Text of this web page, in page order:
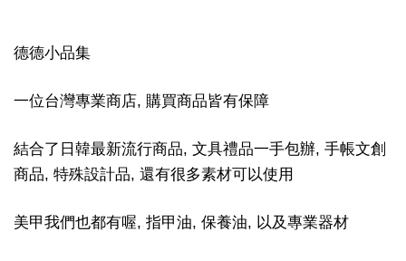
德德小品集
一位台灣專業商店, 購買商品皆有保障
結合了日韓最新流行商品, 文具禮品一手包辦, 手帳文創
商品, 特殊設計品, 還有很多素材可以使用
美甲我們也都有喔, 指甲油, 保養油, 以及專業器材